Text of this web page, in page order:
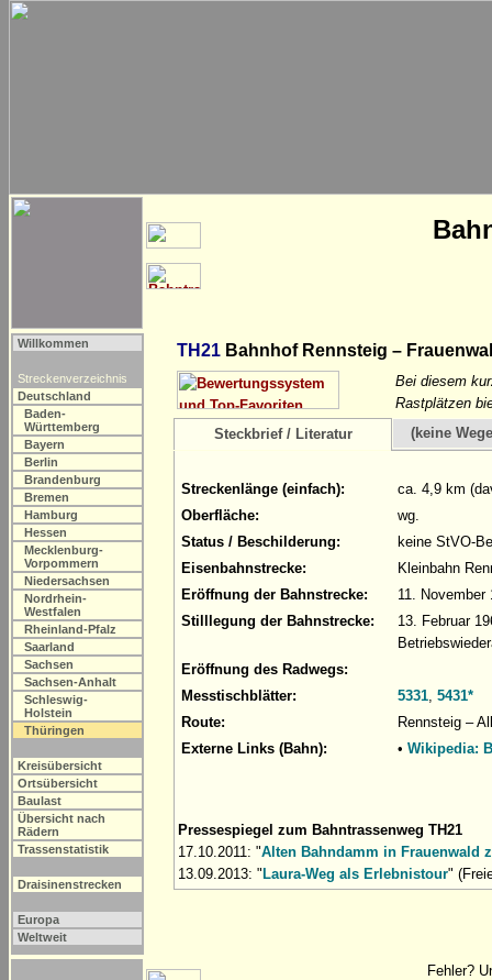
Willkommen
Streckenverzeichnis
Deutschland
Baden-
Württemberg
Bayern
Berlin
Brandenburg
Bremen
Hamburg
Hessen
Mecklenburg-
Vorpommern
Niedersachsen
Nordrhein-
Westfalen
Rheinland-Pfalz
Saarland
Sachsen
Sachsen-Anhalt
Schleswig-
Holstein
Thüringen
Kreisübersicht
Ortsübersicht
Baulast
Übersicht nach
Rädern
Trassenstatistik
Draisinenstrecken
Europa
Weltweit
TH21 Bahnhof Rennsteig –
Bei diesem
Rastplätzen
Steckbrief / Literatur
(keine
Streckenlänge (einfach):
ca. 4,9 km
Oberfläche:
wg.
Status / Beschilderung:
keine StVO-
Eisenbahnstrecke:
Kleinbahn
Eröffnung der Bahnstrecke:
11. November
Stilllegung der Bahnstrecke:
13. Februar
Eröffnung des Radwegs:
Messtischblätter:
5331, 5431*
Route:
Rennsteig –
Externe Links (Bahn):
• Wikipedia:
Pressespiegel zum Bahntrassenweg TH21
17.10.2011: "Alten Bahndamm in Frauenwald
13.09.2013: "Laura-Weg als Erlebnistour"
Fehler?